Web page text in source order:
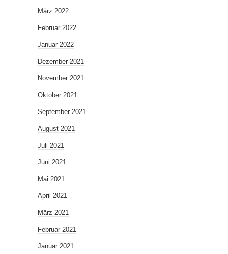
März 2022
Februar 2022
Januar 2022
Dezember 2021
November 2021
Oktober 2021
September 2021
August 2021
Juli 2021
Juni 2021
Mai 2021
April 2021
März 2021
Februar 2021
Januar 2021